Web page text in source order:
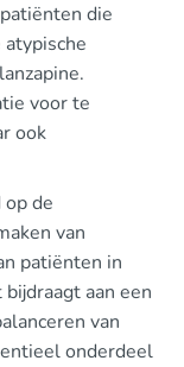
die
voor te
ook
de
van
patiënten in
aan een
van
onderdeel